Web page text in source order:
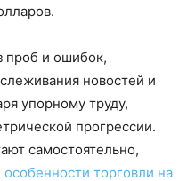
проб и ошибок,
новостей и
упорному труду,
прогрессии.
самостоятельно,
особенности торговли на